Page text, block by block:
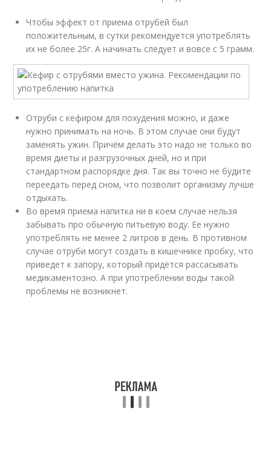
Чтобы эффект от приема отрубей был
положительным, в сутки рекомендуется употреблять
их не более 25г. А начинать следует и вовсе с 5 грамм.
Отруби с кефиром для похудения можно, и даже
нужно принимать на ночь. В этом случае они будут
заменять ужин. Причём делать это надо не только во
время диеты и разгрузочных дней, но и при
стандартном распорядке дня. Так вы точно не будите
переедать перед сном, что позволит организму лучше
отдыхать.
Во время приема напитка ни в коем случае нельзя
забывать про обычную питьевую воду. Ее нужно
употреблять не менее 2 литров в день. В противном
случае отруби могут создать в кишечнике пробку, что
приведет к запору, который придётся рассасывать
медикаментозно. А при употреблении воды такой
проблемы не возникнет.